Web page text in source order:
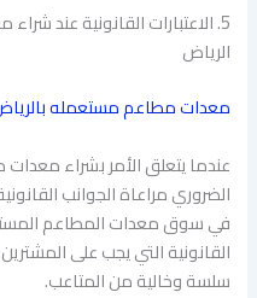
5. الاعتبارات القانونية عند
الرياض
معدات مطاعم مستعمله
عندما يتعلق الأمر بشراء
الضروري مراعاة الجوانب
في سوق معدات المطاعم
القانونية التي يجب على
سلسة وخالية من المتاعب.